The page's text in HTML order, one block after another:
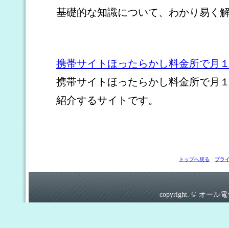
基礎的な知識について、わかり易く
携帯サイトほったらかし料金所で月
携帯サイトほったらかし料金所で月
紹介するサイトです。
トップへ戻る プラ
copyright. © オール電